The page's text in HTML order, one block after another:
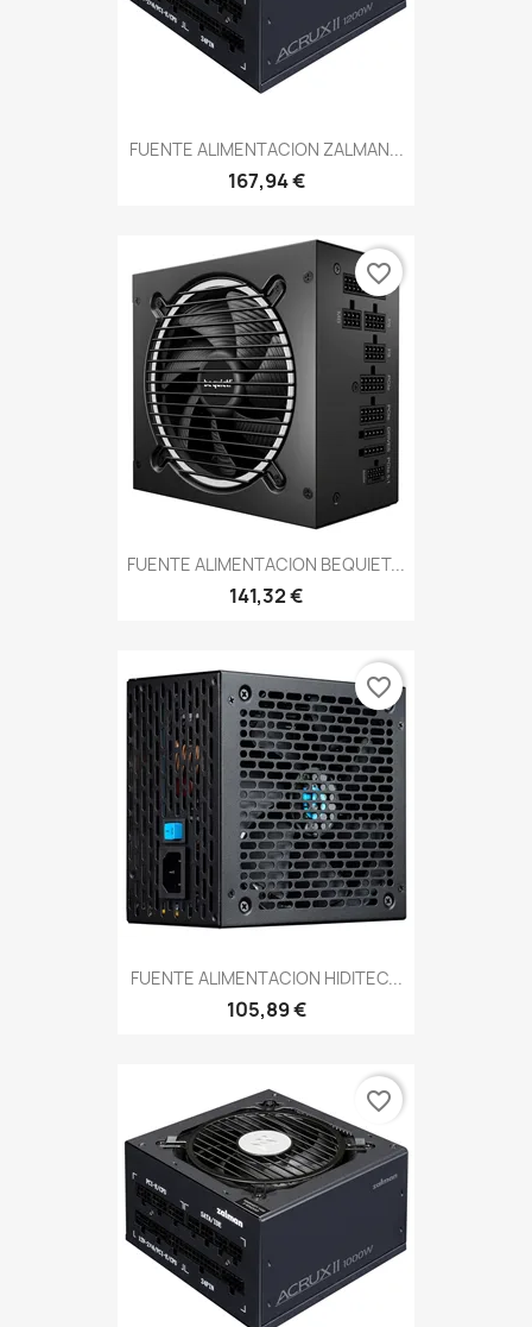
FUENTE ALIMENTACION ZALMAN...
167,94 €
FUENTE ALIMENTACION BEQUIET...
141,32 €
favorite_border
FUENTE ALIMENTACION HIDITEC...
105,89 €
favorite_border
favorite_border